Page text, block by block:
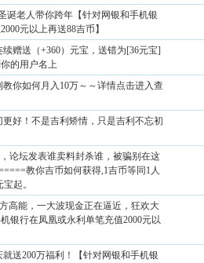
诞老人带你跨年【针对网银和手机银
元以上再送88吉币】
赠送（+360）元宝，送错为[36元宝]
的用户名上
你如何月入10万～～详情点击进入查
更好！不是吉利矫情，只是吉利不忘初
论坛发表谁卖料封杀谁，被骗别在这
教你吉币如何获得,1吉币等同1人
起。
高能，一大波现金正在逼近，狂欢大
银行在凤凰或永利单笔充值2000元以
送200万福利！【针对网银和手机银